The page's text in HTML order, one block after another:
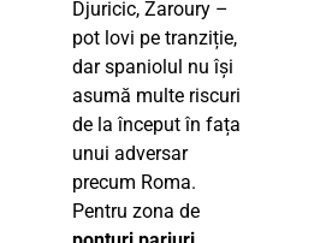
Djuricic, Zaroury –
pot lovi pe tranziție,
dar spaniolul nu își
asumă multe riscuri
de la început în fața
unui adversar
precum Roma.
Pentru zona de